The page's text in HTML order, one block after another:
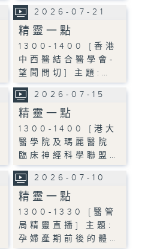
2026-07-21
精靈一點
1300-1400 [香港
中西醫結合醫學會-
望聞問切] 主題:…
2026-07-15
精靈一點
1300-1400 [港大
醫學院及瑪麗醫院
臨床神經科學聯盟…
2026-07-10
精靈一點
1300-1330 [醫管
局精靈直播] 主題:
孕婦產期前後的體…